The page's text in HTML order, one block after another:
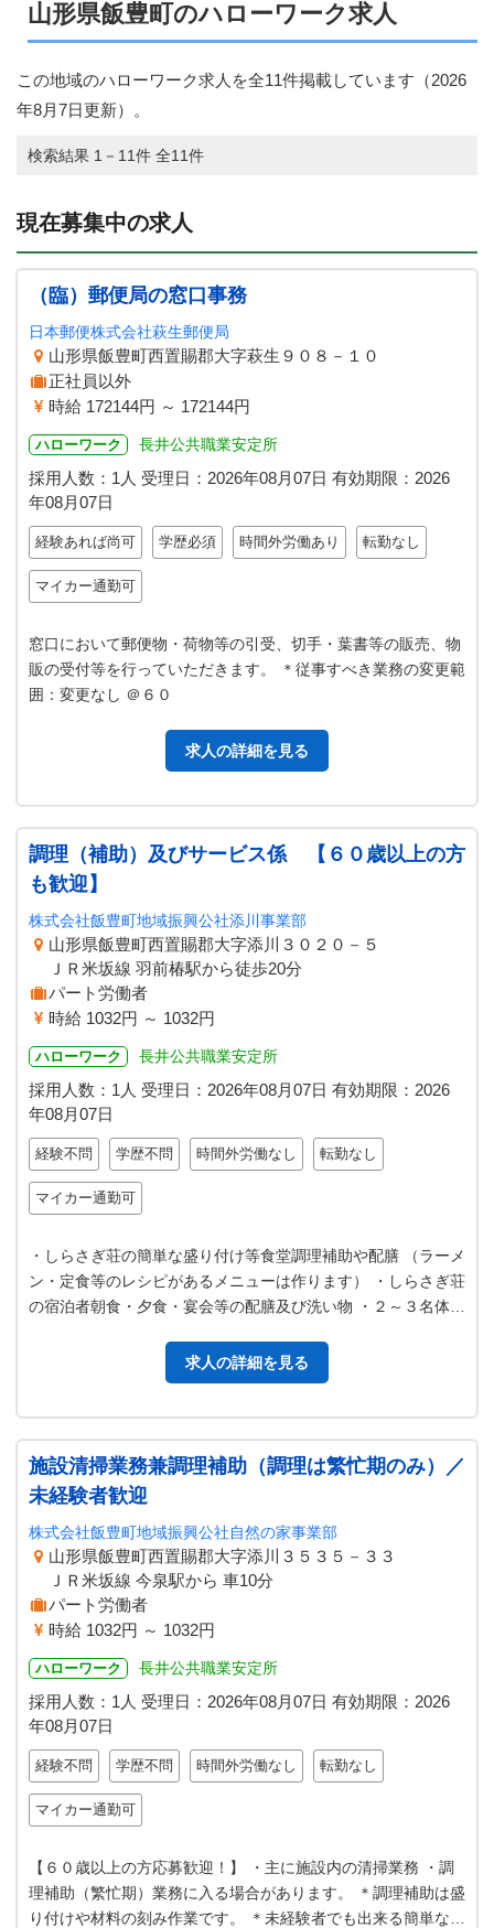
山形県飯豊町のハローワーク求人
この地域のハローワーク求人を全11件掲載しています（2026
年8月7日更新）。
検索結果 1－11件 全11件
現在募集中の求人
（臨）郵便局の窓口事務
日本郵便株式会社萩生郵便局
山形県飯豊町西置賜郡大字萩生９０８－１０
正社員以外
時給 172144円 ～ 172144円
ハローワーク 長井公共職業安定所
採用人数：1人 受理日： 2026年08月07日 有効期限： 2026
年08月07日
経験あれば尚可 学歴必須 時間外労働あり 転勤なし
マイカー通勤可
窓口において郵便物・荷物等の引受、切手・葉書等の販売、物
販の受付等を行っていただきます。 ＊従事すべき業務の変更範
囲：変更なし ＠６０
求人の詳細を見る
調理（補助）及びサービス係 【６０歳以上の方
も歓迎】
株式会社飯豊町地域振興公社添川事業部
山形県飯豊町西置賜郡大字添川３０２０－５
ＪＲ米坂線 羽前椿駅から徒歩20分
パート労働者
時給 1032円 ～ 1032円
ハローワーク 長井公共職業安定所
採用人数：1人 受理日： 2026年08月07日 有効期限： 2026
年08月07日
経験不問 学歴不問 時間外労働なし 転勤なし
マイカー通勤可
・しらさぎ荘の簡単な盛り付け等食堂調理補助や配膳 （ラーメ
ン・定食等のレシピがあるメニューは作ります） ・しらさぎ荘
の宿泊者朝食・夕食・宴会等の配膳及び洗い物 ・２～３名体制
求人の詳細を見る
施設清掃業務兼調理補助（調理は繁忙期のみ）／
未経験者歓迎
株式会社飯豊町地域振興公社自然の家事業部
山形県飯豊町西置賜郡大字添川３５３５－３３
ＪＲ米坂線 今泉駅から 車10分
パート労働者
時給 1032円 ～ 1032円
ハローワーク 長井公共職業安定所
採用人数：1人 受理日： 2026年08月07日 有効期限： 2026
年08月07日
経験不問 学歴不問 時間外労働なし 転勤なし
マイカー通勤可
【６０歳以上の方応募歓迎！】 ・主に施設内の清掃業務 ・調
理補助（繁忙期）業務に入る場合があります。 ＊調理補助は盛
り付けや材料の刻み作業です。 ＊未経験者でも出来る簡単な清